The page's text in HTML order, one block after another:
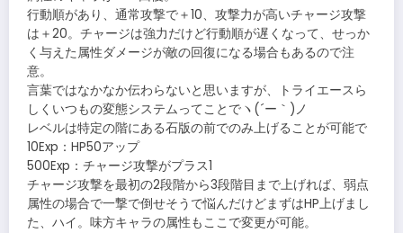
行動順があり、通常攻撃で＋10、攻撃力が高いチャージ攻撃
は＋20。チャージは強力だけど行動順が遅くなって、せっか
く与えた属性ダメージが敵の回復になる場合もあるので注
意。
言葉ではなかなか伝わらないと思いますが、トライエースら
しくいつもの変態システムってことでヽ(´ー｀)ノ
レベルは特定の階にある石版の前でのみ上げることが可能で
10Exp：HP50アップ
500Exp：チャージ攻撃がプラス1
チャージ攻撃を最初の2段階から3段階目まで上げれば、弱点
属性の場合で一撃で倒せそうで悩んだけどまずはHP上げまし
た、ハイ。味方キャラの属性もここで変更が可能。